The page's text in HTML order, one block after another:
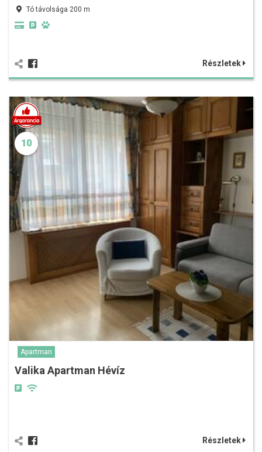
Tó távolsága 200 m
Részletek
10
Apartman
Valika Apartman Hévíz
Részletek